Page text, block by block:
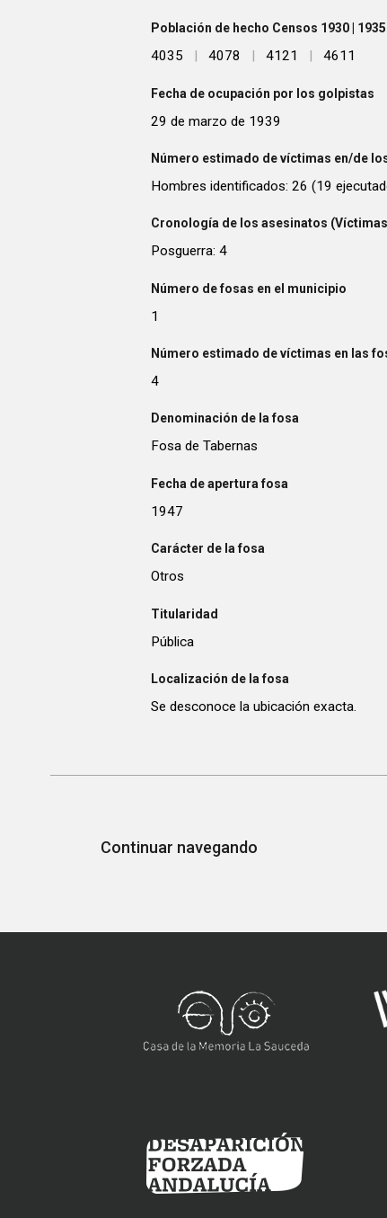
Población de hecho Censos 1930 | 1935
4035 | 4078 | 4121 | 4611
Fecha de ocupación por los golpistas
29 de marzo de 1939
Número estimado de víctimas en/de
Hombres identificados: 26 (19
Cronología de los asesinatos
Posguerra: 4
Número de fosas en el municipio
1
Número estimado de víctimas en las
4
Denominación de la fosa
Fosa de Tabernas
Fecha de apertura fosa
1947
Carácter de la fosa
Otros
Titularidad
Pública
Localización de la fosa
Se desconoce la ubicación exacta.
Continuar navegando